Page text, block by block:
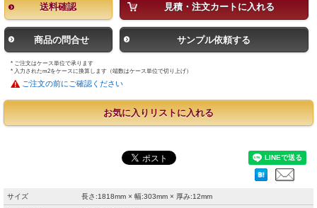
送料確認 見積・注文カートに入れる
商品の問合せ サンプル依頼する
* ご注文はケース単位で承ります
* 入力されたm2をケースに換算します（端数はケース単位で切り上げ）
ご注文の前にご確認ください
お気に入りリストに入れる
サイズ 長さ:1818mm × 幅:303mm × 厚み:12mm